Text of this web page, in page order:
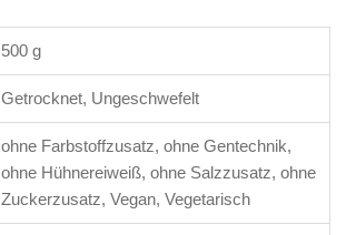
500 g
Getrocknet, Ungeschwefelt
ohne Farbstoffzusatz, ohne Gentechnik,
ohne Hühnereiweiß, ohne Salzzusatz, ohne
Zuckerzusatz, Vegan, Vegetarisch